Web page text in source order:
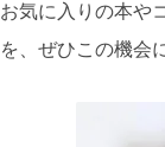
お気に入りの本や
を、ぜひこの機会